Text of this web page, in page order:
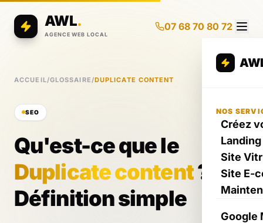
AWL.
AGENCE WEB LOCAL
07 68 70 80 72
NOS
Créez
Site
Site E-
Google
ACCUEIL/GLOSSAIRE/DUPLICATE CONTENT
SEO
Qu'est-ce que le
Duplicate content?
Définition simple